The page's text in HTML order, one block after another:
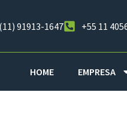
(11) 91913-1647 +55 11
HOME EMPRESA